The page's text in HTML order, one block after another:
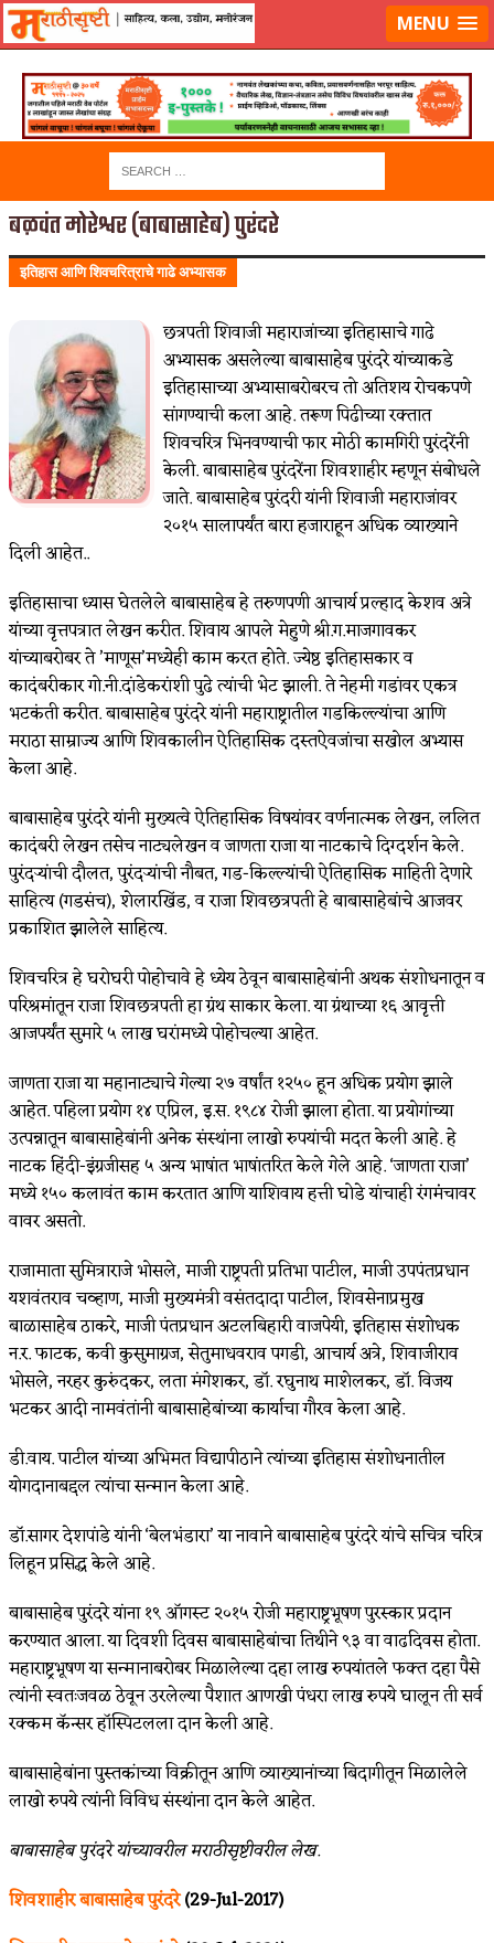
लॉग-इन करा|लेखक नोंदणी करा MENU
बळवंत मोरेश्वर (बाबासाहेब) पुरंदरे
इतिहास आणि शिवचरित्राचे गाढे अभ्यासक
छत्रपती शिवाजी महाराजांच्या इतिहासाचे गाढे
अभ्यासक असलेल्या बाबासाहेब पुरंदरे यांच्याकडे
इतिहासाच्या अभ्यासाबरोबरच तो अतिशय रोचकपणे
सांगण्याची कला आहे. तरूण पिढीच्या रक्तात
शिवचरित्र भिनवण्याची फार मोठी कामगिरी पुरंदरेंनी
केली. बाबासाहेब पुरंदरेंना शिवशाहीर म्हणून संबोधले
जाते. बाबासाहेब पुरंदरी यांनी शिवाजी महाराजांवर
२०१५ सालापर्यंत बारा हजाराहून अधिक व्याख्याने
दिली आहेत..
इतिहासाचा ध्यास घेतलेले बाबासाहेब हे तरुणपणी आचार्य प्रल्हाद केशव अत्रे
यांच्या वृत्तपत्रात लेखन करीत. शिवाय आपले मेहुणे श्री.ग.माजगावकर
यांच्याबरोबर ते ’माणूस’मध्येही काम करत होते. ज्येष्ठ इतिहासकार व
कादंबरीकार गो.नी.दांडेकरांशी पुढे त्यांची भेट झाली. ते नेहमी गडांवर एकत्र
भटकंती करीत. बाबासाहेब पुरंदरे यांनी महाराष्ट्रातील गडकिल्ल्यांचा आणि
मराठा साम्राज्य आणि शिवकालीन ऐतिहासिक दस्तऐवजांचा सखोल अभ्यास
केला आहे.
बाबासाहेब पुरंदरे यांनी मुख्यत्वे ऐतिहासिक विषयांवर वर्णनात्मक लेखन, ललित
कादंबरी लेखन तसेच नाट्यलेखन व जाणता राजा या नाटकाचे दिग्दर्शन केले.
पुरंदर्‍यांची दौलत, पुरंदर्‍यांची नौबत, गड-किल्ल्यांची ऐतिहासिक माहिती देणारे
साहित्य (गडसंच), शेलारखिंड, व राजा शिवछत्रपती हे बाबासाहेबांचे आजवर
प्रकाशित झालेले साहित्य.
शिवचरित्र हे घरोघरी पोहोचावे हे ध्येय ठेवून बाबासाहेबांनी अथक संशोधनातून व
परिश्रमांतून राजा शिवछत्रपती हा ग्रंथ साकार केला. या ग्रंथाच्या १६ आवृत्ती
आजपर्यंत सुमारे ५ लाख घरांमध्ये पोहोचल्या आहेत.
जाणता राजा या महानाट्याचे गेल्या २७ वर्षांत १२५० हून अधिक प्रयोग झाले
आहेत. पहिला प्रयोग १४ एप्रिल, इ.स. १९८४ रोजी झाला होता. या प्रयोगांच्या
उत्पन्नातून बाबासाहेबांनी अनेक संस्थांना लाखो रुपयांची मदत केली आहे. हे
नाटक हिंदी-इंग्रजीसह ५ अन्य भाषांत भाषांतरित केले गेले आहे. ‘जाणता राजा’
मध्ये १५० कलावंत काम करतात आणि याशिवाय हत्ती घोडे यांचाही रंगमंंचावर
वावर असतो.
राजामाता सुमित्राराजे भोसले, माजी राष्ट्रपती प्रतिभा पाटील, माजी उपपंतप्रधान
यशवंतराव चव्हाण, माजी मुख्यमंत्री वसंतदादा पाटील, शिवसेनाप्रमुख
बाळासाहेब ठाकरे, माजी पंतप्रधान अटलबिहारी वाजपेयी, इतिहास संशोधक
न.र. फाटक, कवी कुसुमाग्रज, सेतुमाधवराव पगडी, आचार्य अत्रे, शिवाजीराव
भोसले, नरहर कुरुंदकर, लता मंगेशकर, डॉ. रघुनाथ माशेलकर, डॉ. विजय
भटकर आदी नामवंतांनी बाबासाहेबांच्या कार्याचा गौरव केला आहे.
डी.वाय. पाटील यांच्या अभिमत विद्यापीठाने त्यांच्या इतिहास संशोधनातील
योगदानाबद्दल त्यांचा सन्मान केला आहे.
डॉ.सागर देशपांडे यांनी ‘बेलभंडारा’ या नावाने बाबासाहेब पुरंदरे यांचे सचित्र चरित्र
लिहून प्रसिद्ध केले आहे.
बाबासाहेब पुरंदरे यांना १९ ऑगस्ट २०१५ रोजी महाराष्ट्रभूषण पुरस्कार प्रदान
करण्यात आला. या दिवशी दिवस बाबासाहेबांचा तिथीने ९३ वा वाढदिवस होता.
महाराष्ट्रभूषण या सन्मानाबरोबर मिळालेल्या दहा लाख रुपयांतले फक्त दहा पैसे
त्यांनी स्वतःजवळ ठेवून उरलेल्या पैशात आणखी पंधरा लाख रुपये घालून ती सर्व
रक्कम कॅन्सर हॉस्पिटलला दान केली आहे.
बाबासाहेबांना पुस्तकांच्या विक्रीतून आणि व्याख्यानांच्या बिदागीतून मिळालेले
लाखो रुपये त्यांनी विविध संस्थांना दान केले आहेत.
बाबासाहेब पुरंदरे यांच्यावरील मराठीसृष्टीवरील लेख.
शिवशाहीर बाबासाहेब पुरंदरे(29-Jul-2017)